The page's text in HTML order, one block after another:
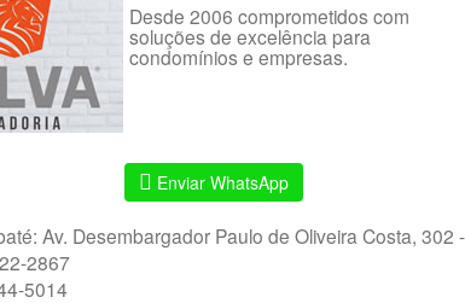
Desde 2006 comprometidos com
soluções de excelência para
condomínios e empresas.
Enviar WhatsApp
Av. Desembargador Paulo de Oliveira Costa, 302
2867
5014